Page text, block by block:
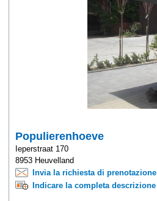
Populierenhoeve
Ieperstraat 170
8953 Heuvelland
Invia la richiesta di prenotazione
Indicare la completa descrizione